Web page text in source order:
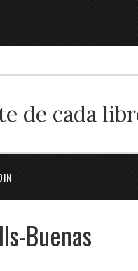
de cada
Buenas